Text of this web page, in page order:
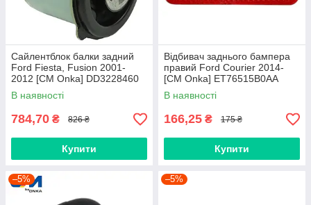
Сайлентблок балки задний
Ford Fiesta, Fusion 2001-
2012 [СМ Onka] DD3228460
В наявності
784,70 ₴ 826 ₴
Купити
Відбивач заднього бампера
правий Ford Courier 2014-
[СМ Onka] ET76515B0AA
В наявності
166,25 ₴ 175 ₴
Купити
–5% –5%